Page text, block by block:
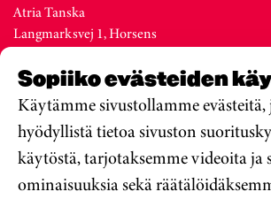
Sopiiko evästeiden
Käytämme sivustollamme
hyödyllistä tietoa sivuston
käytöstä, tarjotaksemme videoita ja
ominaisuuksia sekä
Atria Tanska
Langmarksvej 1, Horsens
Denmark
Vaihde +45 76 28 25 00
Atria Viro
Metsa str. 19, Valga